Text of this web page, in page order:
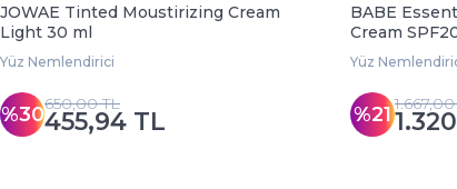
JOWAE Tinted Moustirizing Cream
Light 30 ml
Yüz Nemlendirici
%30455,94 TL
650,00 TL
BABE
Cream
Yüz
%21